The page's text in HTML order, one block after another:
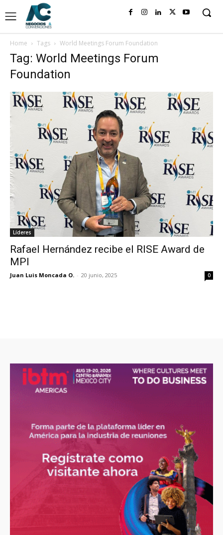
Home Tags World Meetings Forum Foundation
Tag: World Meetings Forum
Foundation
Líderes
Rafael Hernández recibe el RISE Award de
MPI
Juan Luis Moncada O. - 20 junio, 2025 0